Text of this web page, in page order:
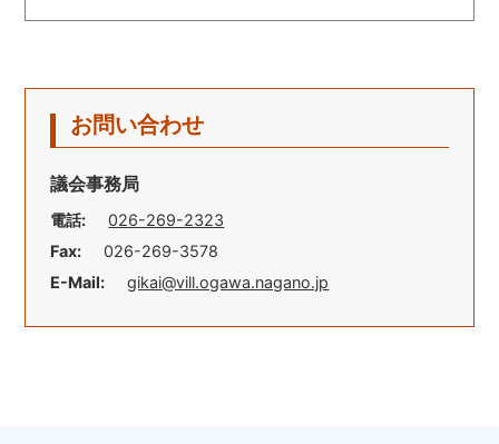
お問い合わせ
議会事務局
電話:
026-269-2323
Fax:
026-269-3578
E-Mail:
gikai@vill.ogawa.nagano.jp